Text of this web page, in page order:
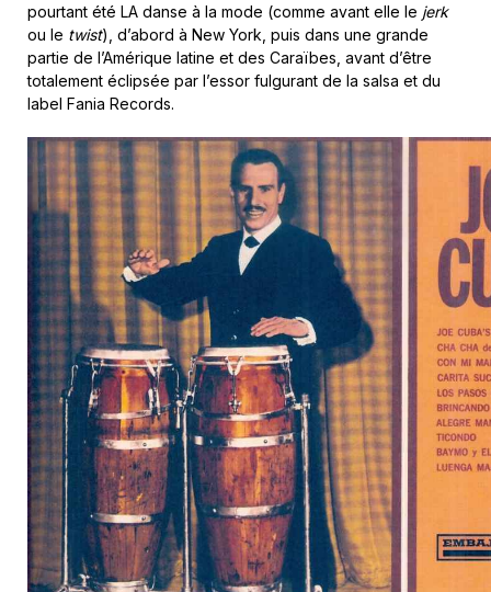
pourtant été LA danse à la mode (comme avant elle le jerk
ou le twist), d’abord à New York, puis dans une grande
partie de l’Amérique latine et des Caraïbes, avant d’être
totalement éclipsée par l’essor fulgurant de la salsa et du
label Fania Records.